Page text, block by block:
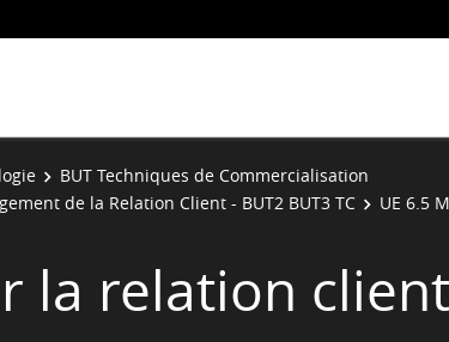
BUT Techniques de Commercialisation
de la Relation Client - BUT2 BUT3 TC
UE 6.5
la relation client